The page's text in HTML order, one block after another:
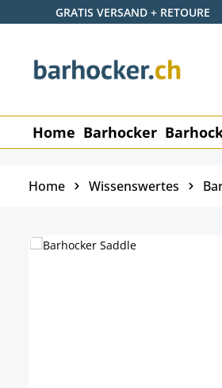
Hauptinhalt springen
Zur Suche springen
Zur Hauptnavigation springen
GRATIS VERSAND + RETOURE
Home Barhocker
Home Wissenswertes